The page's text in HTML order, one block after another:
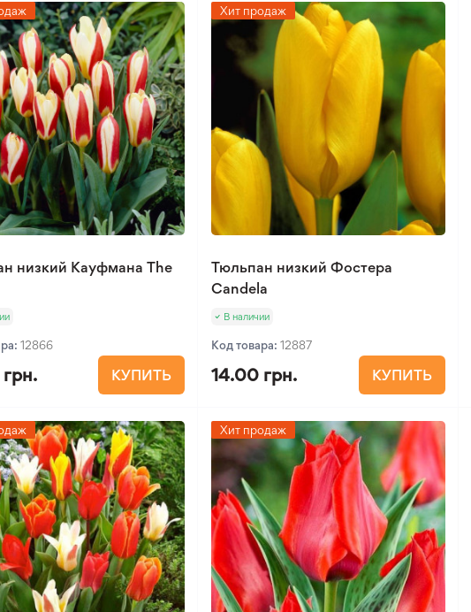
низкий Кауфмана The
12866
КУПИТЬ
Хит продаж
Тюльпан низкий Фостера
Candela
В наличии
Код товара:12887
14.00 грн. КУПИТЬ
Хит продаж